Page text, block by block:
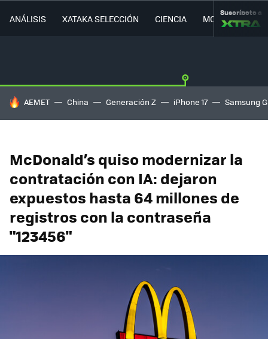
ANÁLISIS XATAKA SELECCIÓN CIENCIA MOVILIDAD
Suscríbete a
HOY SE HABLA DE
AEMET China Generación Z iPhone 17 Samsung
McDonald’s quiso modernizar la
contratación con IA: dejaron
expuestos hasta 64 millones de
registros con la contraseña
"123456"